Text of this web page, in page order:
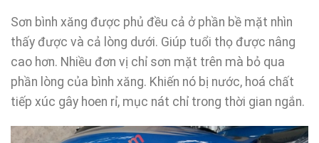
Sơn bình xăng được phủ đều cả ở phần bề mặt nhìn
thấy được và cả lòng dưới. Giúp tuổi thọ được nâng
cao hơn. Nhiều đơn vị chỉ sơn mặt trên mà bỏ qua
phần lòng của bình xăng. Khiến nó bị nước, hoá chất
tiếp xúc gây hoen rỉ, mục nát chỉ trong thời gian ngắn.